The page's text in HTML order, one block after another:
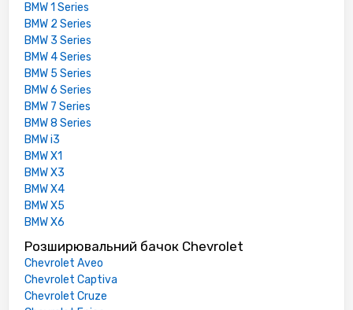
BMW 1 Series
BMW 2 Series
BMW 3 Series
BMW 4 Series
BMW 5 Series
BMW 6 Series
BMW 7 Series
BMW 8 Series
BMW i3
BMW X1
BMW X3
BMW X4
BMW X5
BMW X6
Розширювальний бачок Chevrolet
Chevrolet Aveo
Chevrolet Captiva
Chevrolet Cruze